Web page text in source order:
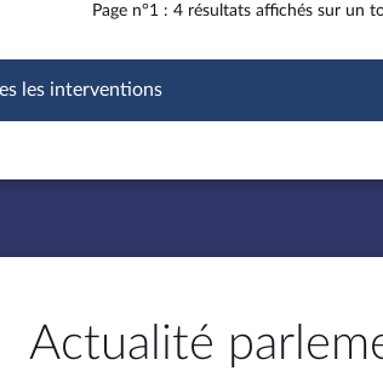
Page n°1 : 4 résultats affichés sur un
les interventions
Actualité